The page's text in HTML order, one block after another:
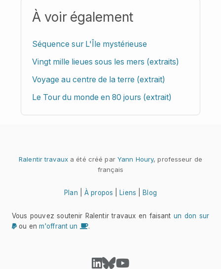
À voir également
Séquence sur L'Île mystérieuse
Vingt mille lieues sous les mers (extraits)
Voyage au centre de la terre (extrait)
Le Tour du monde en 80 jours (extrait)
Ralentir travauxa été créé par Yann Houry, professeur de
français
Plan |À propos Liens Blog
Vous pouvez soutenir Ralentir travaux en faisant un don sur
ou en m'offrant un .